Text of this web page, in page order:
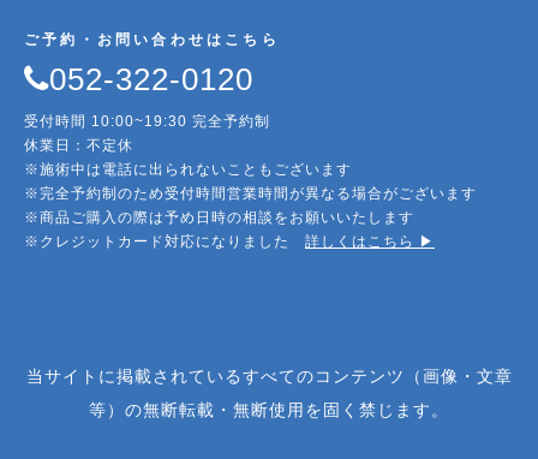
ご予約・お問い合わせはこちら
052-322-0120
受付時間 10:00~19:30 完全予約制
休業日：不定休
※施術中は電話に出られないこともございます
※完全予約制のため受付時間営業時間が異なる場合がございます
※商品ご購入の際は予め日時の相談をお願いいたします
※クレジットカード対応になりました 詳しくはこちら ▶︎
当サイトに掲載されているすべてのコンテンツ（画像・文章
等）の無断転載・無断使用を固く禁じます。